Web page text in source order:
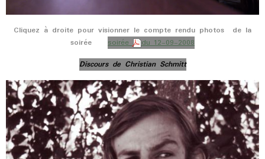
Cliquez à droite pour visionner le compte rendu photos de la
soirée
soirée
du 12-09-2008
Discours de Christian Schmitt